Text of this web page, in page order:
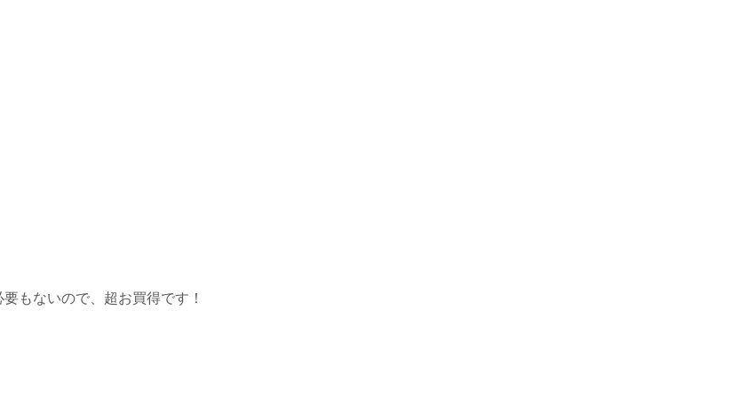
もないので、超お買得です！